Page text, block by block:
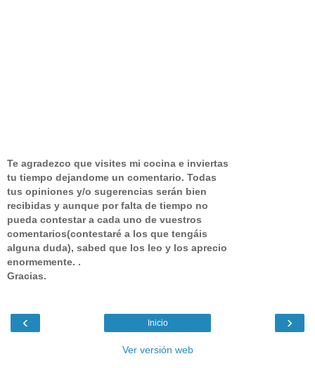
Te agradezco que visites mi cocina e inviertas
tu tiempo dejandome un comentario. Todas
tus opiniones y/o sugerencias serán bien
recibidas y aunque por falta de tiempo no
pueda contestar a cada uno de vuestros
comentarios(contestaré a los que tengáis
alguna duda), sabed que los leo y los aprecio
enormemente. .
Gracias.
‹ ›
Inicio
Ver versión web